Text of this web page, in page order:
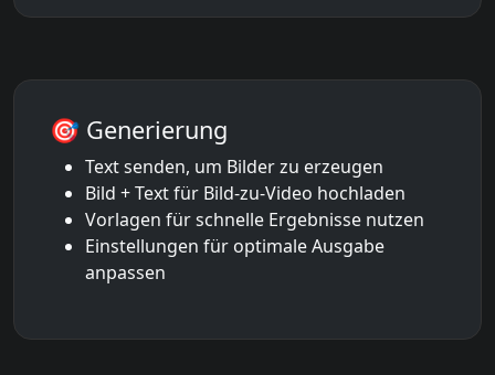
🎯 Generierung
Text senden, um Bilder zu erzeugen
Bild + Text für Bild-zu-Video hochladen
Vorlagen für schnelle Ergebnisse nutzen
Einstellungen für optimale Ausgabe
anpassen